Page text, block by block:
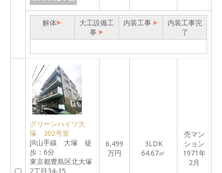
解体
大工設備工
事
内装工事
内装工事完
了
グリーンハイツ大
塚 302号室
JR山手線 大塚 徒
歩：6分
東京都豊島区北大塚
2丁目34-15
6,499
万円
3LDK
64.67㎡
売マン
ション
1971年
2月